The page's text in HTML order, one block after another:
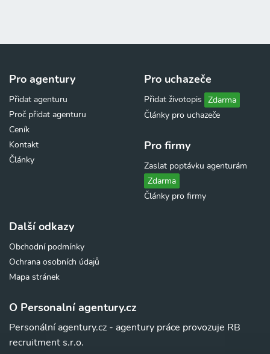
Pro agentury
Přidat agenturu
Proč přidat agenturu
Ceník
Kontakt
Články
Pro uchazeče
Přidat životopis Zdarma
Články pro uchazeče
Pro firmy
Zaslat poptávku agenturám
Zdarma
Články pro firmy
Další odkazy
Obchodní podmínky
Ochrana osobních údajů
Mapa stránek
O Personalní agentury.cz
Personální agentury.cz - agentury práce provozuje RB
recruitment s.r.o.